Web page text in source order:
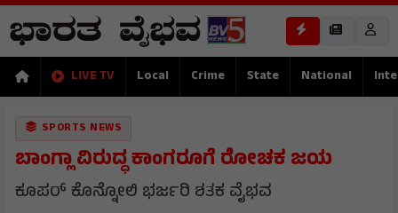
LIVE TV Local Crime State National
SPORTS NEWS
ಬಾಂಗ್ಲಾ ವಿರುದ್ಧ ಕಾಂಗರೂಗೆ ರೋಚಕ ಜಯ
ಕೂಪರ್ ಕೊನ್ನೋಲಿ ಭರ್ಜರಿ ಶತಕ ವೈಭವ